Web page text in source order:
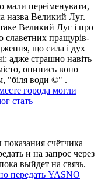
мали переіменувати,
назва Великий Луг.
Великий Луг і про
славетних пращурів-
що сила і дух
адже страшно навіть
опинись воно
"біля води ©" .
города могли
стать
счётчика
и на запрос через
выйдет на связь.
передать YASNO